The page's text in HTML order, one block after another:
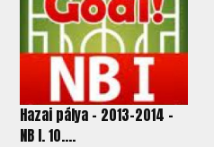
Hazai pálya - 2013-2014 -
NB I. 10....